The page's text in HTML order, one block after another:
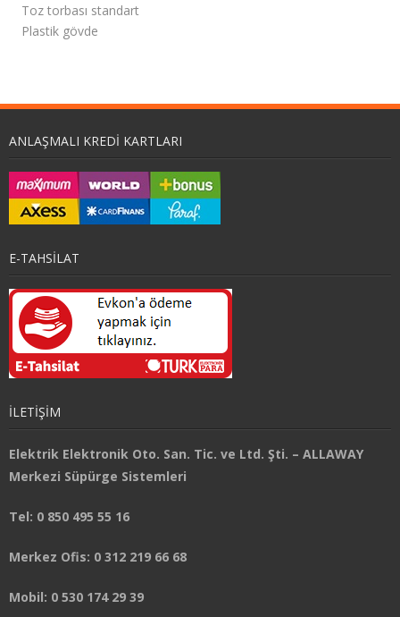
Toz torbası standart
Plastik gövde
ANLAŞMALI KREDI KARTLARI
E-TAHSİLAT
İLETİŞİM
Elektrik Elektronik Oto. San. Tic. ve Ltd. Şti. – ALLAWAY
Merkezi Süpürge Sistemleri
Tel: 0 850 495 55 16
Merkez Ofis: 0 312 219 66 68
Mobil: 0 530 174 29 39